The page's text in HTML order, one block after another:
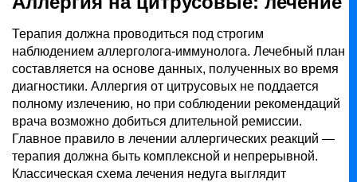
Терапия должна проводиться под строгим
наблюдением аллерголога-иммунолога. Лечебный план
составляется на основе данных, полученных во время
диагностики. Аллергия от цитрусовых не поддается
полному излечению, но при соблюдении рекомендаций
врача возможно добиться длительной ремиссии.
Главное правило в лечении аллергических реакций —
терапия должна быть комплексной и непрерывной.
Классическая схема лечения недуга выглядит